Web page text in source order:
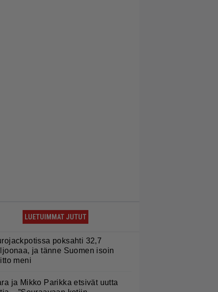
LUETUIMMAT JUTUT
poksahti 32,7
ja tänne Suomen isoin
meni
ja Mikko Parikka etsivät uutta